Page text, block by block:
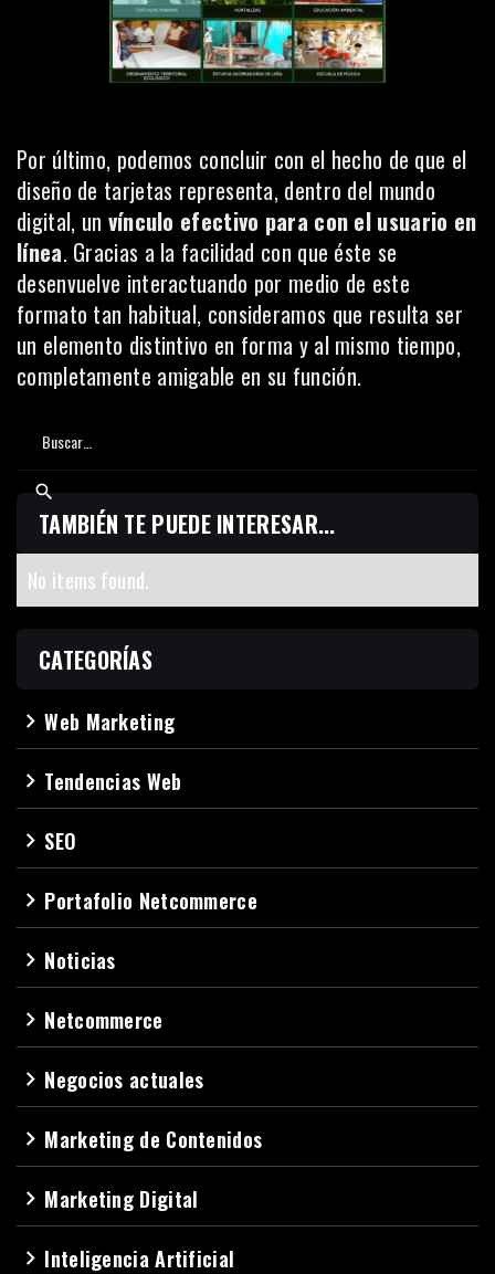
Por último, podemos concluir con el hecho de que el
diseño de tarjetas representa, dentro del mundo
digital, un vínculo efectivo para con el usuario en
línea. Gracias a la facilidad con que éste se
desenvuelve interactuando por medio de este
formato tan habitual, consideramos que resulta ser
un elemento distintivo en forma y al mismo tiempo,
completamente amigable en su función.
TAMBIÉN TE PUEDE INTERESAR...
No items found.
CATEGORÍAS
navigate_nextWeb Marketing
navigate_next Tendencias Web
navigate_next SEO
navigate_next Portafolio Netcommerce
navigate_next Noticias
navigate_next Netcommerce
navigate_next Negocios actuales
navigate_next Marketing de Contenidos
navigate_next Marketing Digital
navigate_next Inteligencia Artificial